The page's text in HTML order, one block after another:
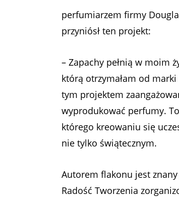
perfumiarzem firmy
przyniósł ten projekt:
– Zapachy pełnią w moim
którą otrzymałam od
tym projektem
wyprodukować perfumy.
którego kreowaniu się
nie tylko świątecznym.
Autorem flakonu jest
Radość Tworzenia